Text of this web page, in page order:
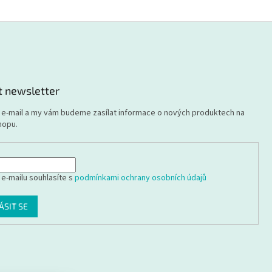
newsletter
mail a my vám budeme zasílat informace o nových produktech na
mailu souhlasíte spodmínkami ochrany osobních údajů
SE